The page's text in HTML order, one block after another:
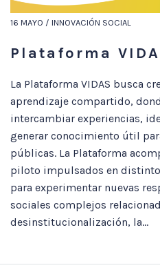
16 MAYO / INNOVACIÓN SOCIAL
Plataforma
La Plataforma VIDAS busca
aprendizaje compartido,
intercambiar experiencias,
generar conocimiento útil
públicas. La Plataforma
piloto impulsados en
para experimentar nuevas
sociales complejos
desinstitucionalización, la...